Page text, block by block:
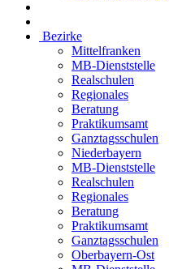
Bezirke
Mittelfranken
MB-Dienststelle
Realschulen
Regionales
Beratung
Praktikumsamt
Ganztagsschulen
Niederbayern
MB-Dienststelle
Realschulen
Regionales
Beratung
Praktikumsamt
Ganztagsschulen
Oberbayern-Ost